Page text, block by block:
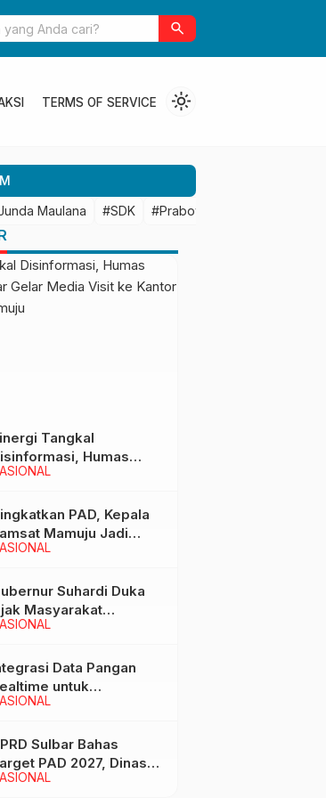
Kolaborasi Riset dengan BRIN untuk Mendukung
search
TERMS OF SERVICE light_mode
Maulana #SDK #Prabowo Subianto
Tangkal
Humas
Sulbar Gelar
di Mamuju
PAD, Kepala
Mamuju Jadi
Hearing
SulbarSuhardi Duka
Masyarakat
Event
Data Pangan
untuk
inflasi,
Sistem
Sulbar Bahas
PAD 2027, Dinas
Siap Optimalkan